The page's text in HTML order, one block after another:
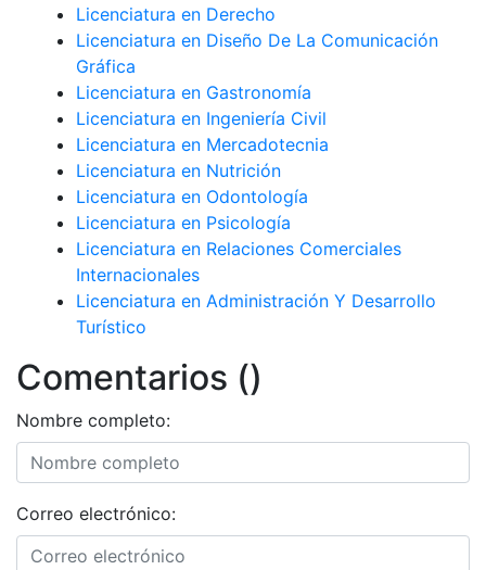
Licenciatura en Derecho
Licenciatura en Diseño De La Comunicación
Gráfica
Licenciatura en Gastronomía
Licenciatura en Ingeniería Civil
Licenciatura en Mercadotecnia
Licenciatura en Nutrición
Licenciatura en Odontología
Licenciatura en Psicología
Licenciatura en Relaciones Comerciales
Internacionales
Licenciatura en Administración Y Desarrollo
Turístico
Comentarios ()
Nombre completo:
Correo electrónico: